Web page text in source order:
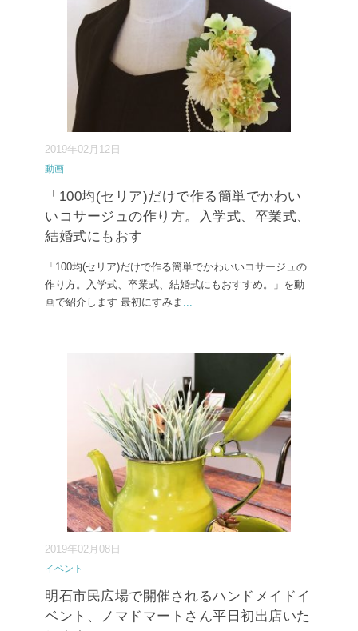
2019年02月12日
動画
「100均(セリア)だけで作る簡単でかわい
いコサージュの作り方。入学式、卒業式、
結婚式にもおす
「100均(セリア)だけで作る簡単でかわいいコサージュの
作り方。入学式、卒業式、結婚式にもおすすめ。」を動
画で紹介します 最初にすみま ...
2019年02月08日
イベント
明石市民広場で開催されるハンドメイドイ
ベント、ノマドマートさん平日初出店いた